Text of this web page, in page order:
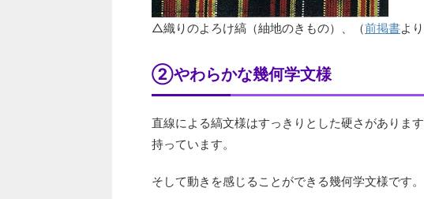
△織りのよろけ縞（紬地のきもの）、（前掲書より
②やわらかな幾何学文様
直線による縞文様はすっきりとした硬さがありま
持っています。
そして動きを感じることができる幾何学文様です。